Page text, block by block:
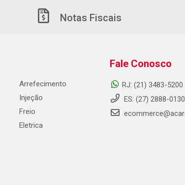
Notas Fiscais
Arrefecimento
Injeção
Freio
Eletrica
Fale Conosco
RJ: (21) 3483-5200
ES: (27) 2888-0130